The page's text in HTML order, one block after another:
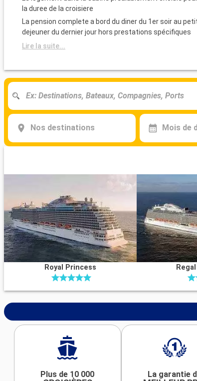
la duree de la croisiere
La pension complete a bord du diner du 1er soir au
dejeuner du dernier jour hors prestations spécifiques
Lire la suite...
Nos destinations Mois de
Royal Princess
Plus de 10 000 La garantie